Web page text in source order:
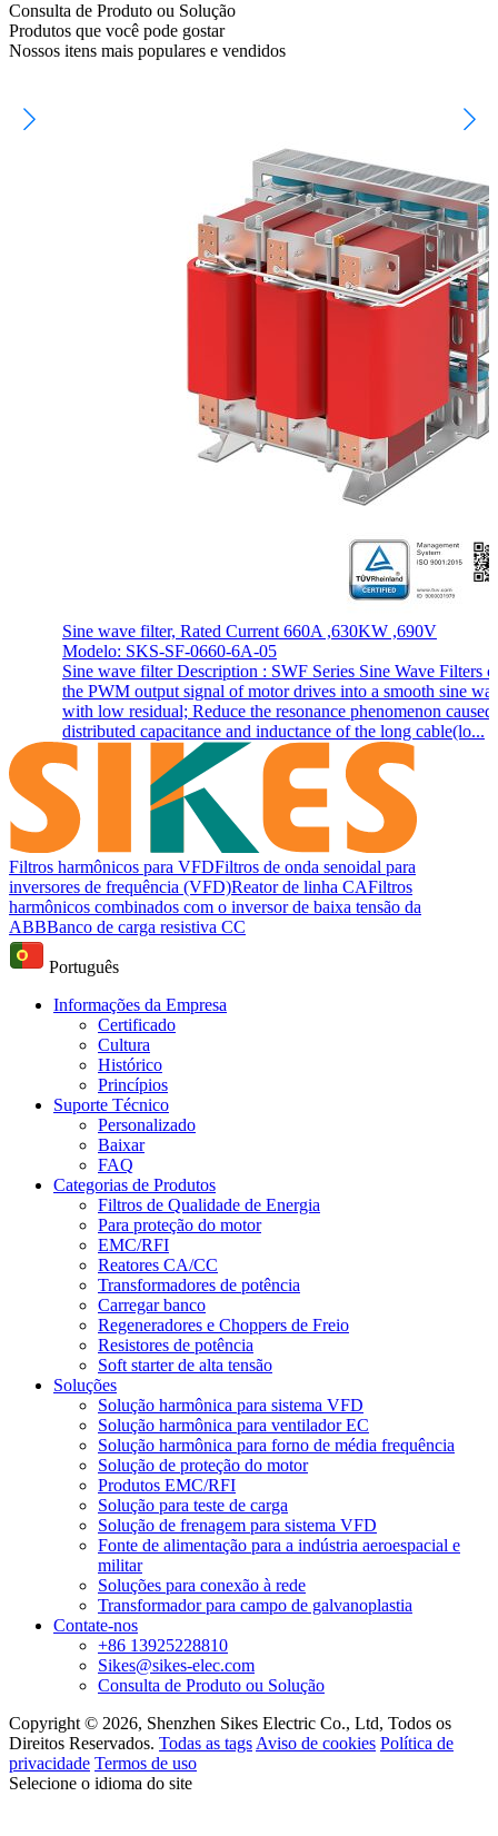
Consulta de Produto ou Solução
Produtos que você pode gostar
Nossos itens mais populares e vendidos
Sine wave filter, Rated Current 660A ,630KW ,690V
Modelo: SKS-SF-0660-6A-05
Sine wave filter Description : SWF Series Sine Wave Filters
the PWM output signal of motor drives into a smooth sine
with low residual; Reduce the resonance phenomenon
distributed capacitance and inductance of the long cable(lo...
Filtros harmônicos para VFDFiltros de onda senoidal para
inversores de frequência (VFD)Reator de linha CAFiltros
harmônicos combinados com o inversor de baixa tensão da
ABBBanco de carga resistiva CC
Português
Informações da Empresa
Certificado
Cultura
Histórico
Princípios
Suporte Técnico
Personalizado
Baixar
FAQ
Categorias de Produtos
Filtros de Qualidade de Energia
Para proteção do motor
EMC/RFI
Reatores CA/CC
Transformadores de potência
Carregar banco
Regeneradores e Choppers de Freio
Resistores de potência
Soft starter de alta tensão
Soluções
Solução harmônica para sistema VFD
Solução harmônica para ventilador EC
Solução harmônica para forno de média frequência
Solução de proteção do motor
Produtos EMC/RFI
Solução para teste de carga
Solução de frenagem para sistema VFD
Fonte de alimentação para a indústria aeroespacial e
militar
Soluções para conexão à rede
Transformador para campo de galvanoplastia
Contate-nos
+86 13925228810
Sikes@sikes-elec.com
Consulta de Produto ou Solução
Copyright © 2026, Shenzhen Sikes Electric Co., Ltd, Todos os
Direitos Reservados. Todas as tags Aviso de cookies Política de
privacidade Termos de uso
Selecione o idioma do site